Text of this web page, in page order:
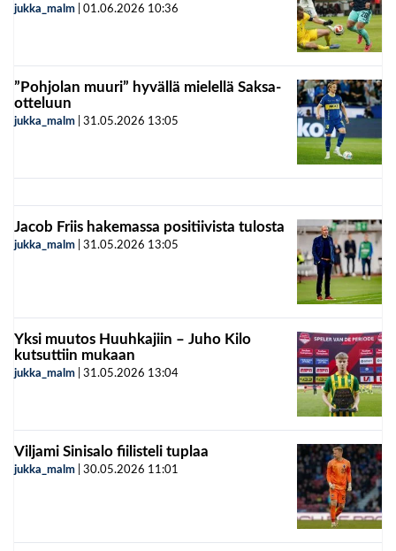
jukka_malm 01.06.2026 10:36
”Pohjolan muuri” hyvällä mielellä Saksa-
otteluun
jukka_malm 31.05.2026 13:05
Jacob Friis hakemassa positiivista tulosta
jukka_malm 31.05.2026 13:05
Yksi muutos Huuhkajiin – Juho Kilo
kutsuttiin mukaan
jukka_malm 31.05.2026 13:04
Viljami Sinisalo fiilisteli tuplaa
jukka_malm 30.05.2026 11:01